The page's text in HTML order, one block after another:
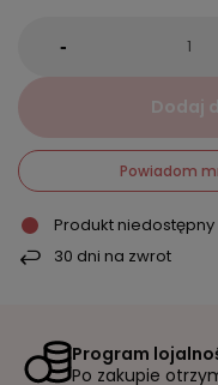
-
Dodaj
Powiadom
Produkt niedostępny
30 dni na zwrot
Program
Po zakupie